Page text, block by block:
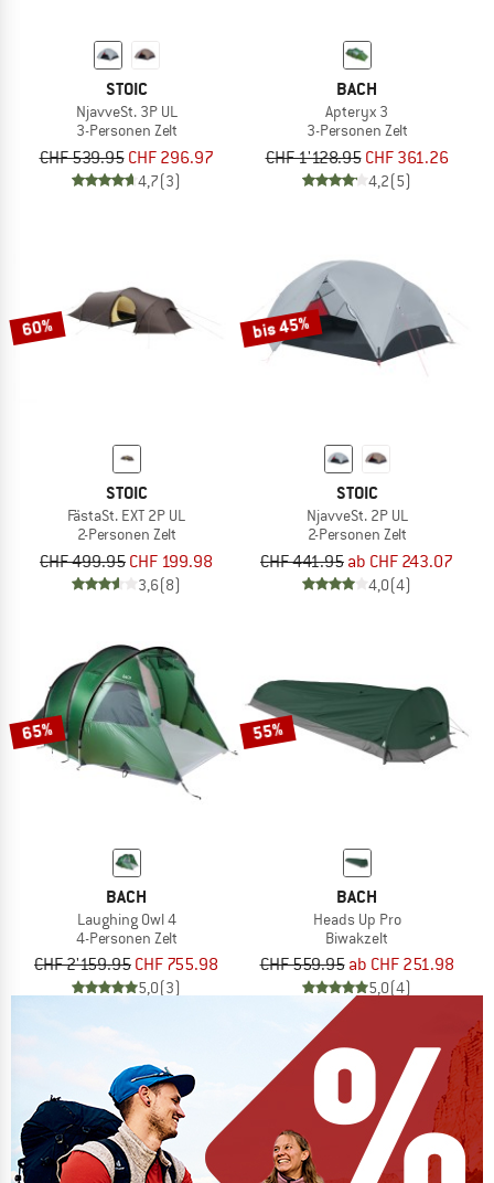
STOIC
NjavveSt. 3P UL
3-Personen Zelt
CHF 539.95 CHF 296.97
4,7(3)
BACH
Apteryx 3
3-Personen Zelt
CHF 1'128.95 CHF 361.26
4,2(5)
60%
STOIC
FästaSt. EXT 2P UL
2-Personen Zelt
CHF 499.95 CHF 199.98
3,6(8)
bis 45%
STOIC
NjavveSt. 2P UL
2-Personen Zelt
CHF 441.95 ab CHF 243.07
4,0(4)
65%
BACH
Laughing Owl 4
4-Personen Zelt
CHF 2'159.95 CHF 755.98
5,0(3)
55%
BACH
Heads Up Pro
Biwakzelt
CHF 559.95 ab CHF 251.98
5,0(4)